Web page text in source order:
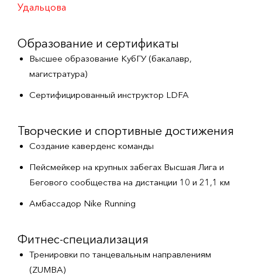
Удальцова
Образование и сертификаты
Высшее образование КубГУ (бакалавр,
магистратура)
Сертифицированный инструктор LDFA
Творческие и спортивные достижения
Создание каверденс команды
Пейсмейкер на крупных забегах Высшая Лига и
Бегового сообщества на дистанции 10 и 21,1 км
Амбассадор Nike Running
Фитнес-специализация
Тренировки по танцевальным направлениям
(ZUMBA)